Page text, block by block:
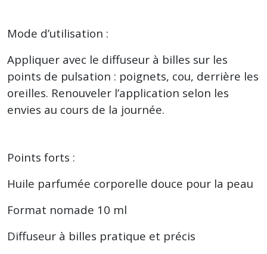
Mode d’utilisation :
Appliquer avec le diffuseur à billes sur les
points de pulsation : poignets, cou, derrière les
oreilles. Renouveler l’application selon les
envies au cours de la journée.
Points forts :
Huile parfumée corporelle douce pour la peau
Format nomade 10 ml
Diffuseur à billes pratique et précis